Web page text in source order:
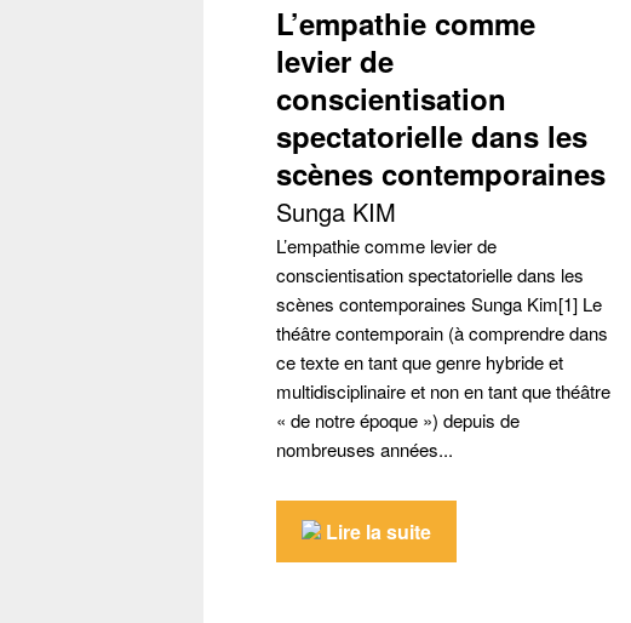
L’empathie comme
levier de
conscientisation
spectatorielle dans les
scènes contemporaines
Sunga KIM
L’empathie comme levier de
conscientisation spectatorielle dans les
scènes contemporaines Sunga Kim[1] Le
théâtre contemporain (à comprendre dans
ce texte en tant que genre hybride et
multidisciplinaire et non en tant que théâtre
« de notre époque ») depuis de
nombreuses années...
Lire la suite
Récupération de